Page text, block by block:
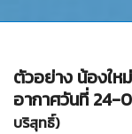
ตัวอย่าง น้องให
อากาศวันที่ 24-
บริสุทธิ์)